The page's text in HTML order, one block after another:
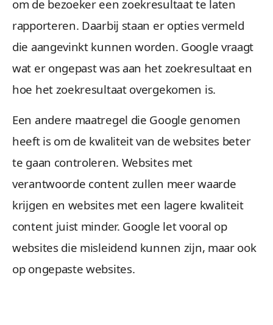
om de bezoeker een zoekresultaat te laten
rapporteren. Daarbij staan er opties vermeld
die aangevinkt kunnen worden. Google vraagt
wat er ongepast was aan het zoekresultaat en
hoe het zoekresultaat overgekomen is.
Een andere maatregel die Google genomen
heeft is om de kwaliteit van de websites beter
te gaan controleren. Websites met
verantwoorde content zullen meer waarde
krijgen en websites met een lagere kwaliteit
content juist minder. Google let vooral op
websites die misleidend kunnen zijn, maar ook
op ongepaste websites.